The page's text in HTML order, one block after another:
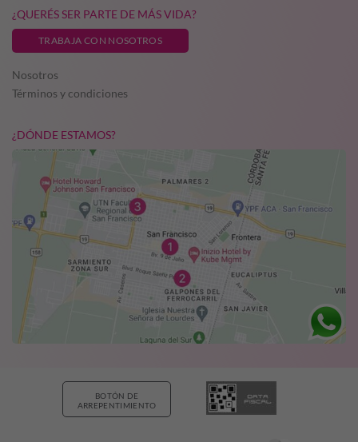
¿QUERÉS SER PARTE DE MÁS VIDA?
TRABAJA CON NOSOTROS
Nosotros
Términos y condiciones
¿DÓNDE ESTAMOS?
BOTÓN DE
ARREPENTIMIENTO